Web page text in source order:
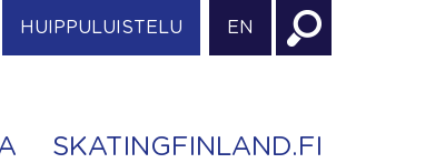
HUIPPULUISTELU EN
SKATINGFINLAND.FI